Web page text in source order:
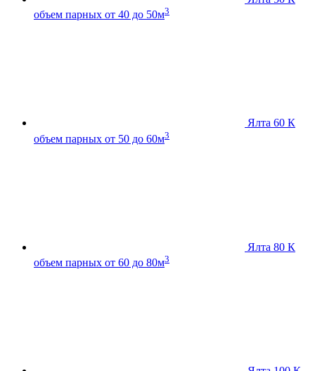
объем парных от 40 до 50м3
Ялта 60 К
объем парных от 50 до 60м3
Ялта 80 К
объем парных от 60 до 80м3